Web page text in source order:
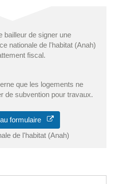
bailleur de signer une
nationale de l'habitat (Anah)
fiscal.
que les logements ne
de subvention pour travaux.
formulaire
de l'habitat (Anah)